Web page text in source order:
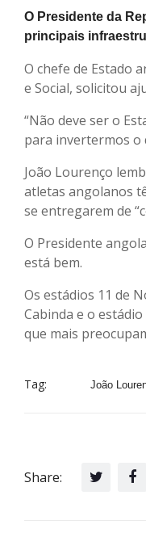
O Presidente da
principais
O chefe de Estado
e Social, solicitou
“Não deve ser o
para invertermos o
João Lourenço
atletas angolanos
se entregarem de
O Presidente
está bem.
Os estádios 11 de
Cabinda e o
que mais
Tag: João
Share: